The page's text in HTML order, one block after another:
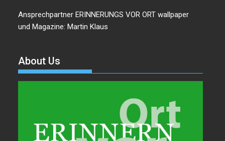
Ansprechpartner ERINNERUNGS VOR ORT wallpaper
und Magazine: Martin Klaus
About Us